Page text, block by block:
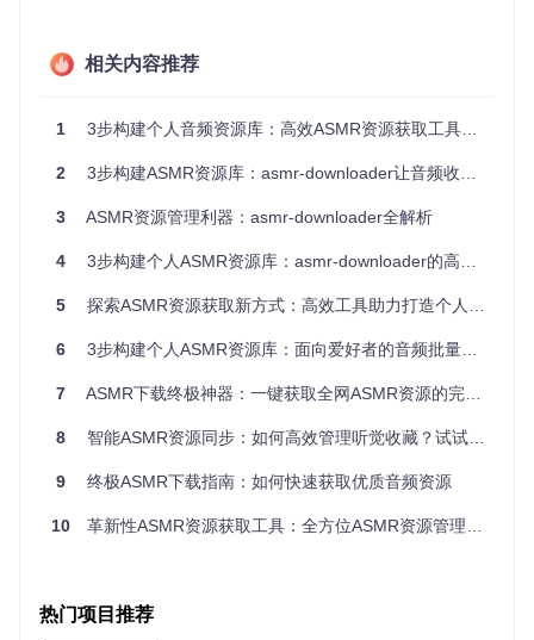
维度数据视图。技术实现上，通过
构化数据模型，将原始下载数据转化为直观的进度指标，帮助
跨平台资源流转方案
基于Go语言的跨平台特性，工具可在Windows、macOS和Lin
本，实现了不同操作系统下的环境适配，确保配置参数在多设
场景化应用指南：工具如何融入日常使用
个人资源库构建流程
onfig.go配置基础参数（下载路径、并发数等），然后执行
校验机制确保资源完整性。实测表明，完成1000个标准ASMR
能通过utils/utils.go
表达式自定义提取规则。
相关内容推荐
1 3步构建个人音频资源库：高效ASMR资源获取工具全解析
2 3步构建ASMR资源库：asmr-downloader让音频收藏效率提升10倍
3 ASMR资源管理利器：asmr-downloader全解析
4 3步构建个人ASMR资源库：asmr-downloader的高效管理方案
5 探索ASMR资源获取新方式：高效工具助力打造个人音频库
6 3步构建个人ASMR资源库：面向爱好者的音频批量下载与管理方案
7 ASMR下载终极神器：一键获取全网ASMR资源的完整工具指南
8 智能ASMR资源同步：如何高效管理听觉收藏？试试这款命令行下载工具
9 终极ASMR下载指南：如何快速获取优质音频资源
10 革新性ASMR资源获取工具：全方位ASMR资源管理与高效音频获取解决方案
热门项目推荐